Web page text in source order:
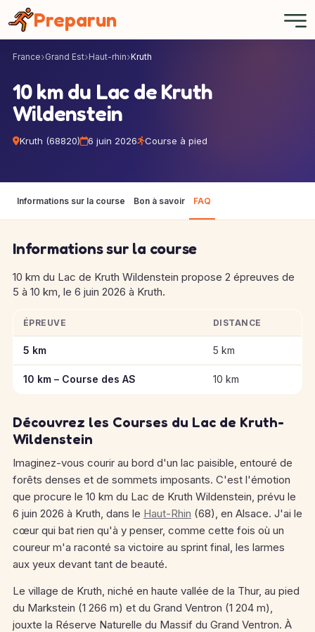
Preparun
France Grand Est Haut-rhin Kruth
10 km du Lac de Kruth
Wildenstein
Kruth (68820) 6 juin 2026 Course à pied
Informations sur la course Bon à savoir FAQ
Informations sur la course
10 km du Lac de Kruth Wildenstein propose 2 épreuves de
5 à 10 km, le 6 juin 2026 à Kruth.
Informations clés des épreuves de 10 km du Lac de Kruth
ÉPREUVE DISTANCE
5 km 5 km
10 km – Course des AS 10 km
Découvrez les Courses du Lac de Kruth-
Wildenstein
Imaginez-vous courir au bord d'un lac paisible, entouré de
forêts denses et de sommets imposants. C'est l'émotion
que procure le 10 km du Lac de Kruth Wildenstein, prévu le
6 juin 2026 à Kruth, dans le Haut-Rhin (68), en Alsace. J'ai le
cœur qui bat rien qu'à y penser, comme cette fois où un
coureur m'a raconté sa victoire au sprint final, les larmes
aux yeux devant tant de beauté.
Le village de Kruth, niché en haute vallée de la Thur, au pied
du Markstein (1 266 m) et du Grand Ventron (1 204 m),
jouxte la Réserve Naturelle du Massif du Grand Ventron. À
Panneau de gestion des cookies